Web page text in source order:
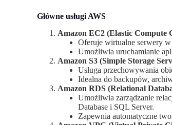
Główne usługi AWS
Amazon EC2 (Elastic Compute
Oferuje wirtualne serwery
Umożliwia uruchamianie
Amazon S3 (Simple Storage
Usługa przechowywania
Idealna do backupów,
Amazon RDS (Relational
Umożliwia zarządzanie
Database i SQL Server.
Zapewnia automatyczne